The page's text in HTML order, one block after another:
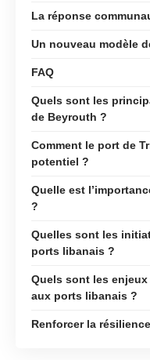
La réponse
Un nouveau modèle
FAQ
Quels sont les
de Beyrouth ?
Comment le port de
potentiel ?
Quelle est
?
Quelles sont les
ports libanais ?
Quels sont les
aux ports libanais ?
Renforcer la